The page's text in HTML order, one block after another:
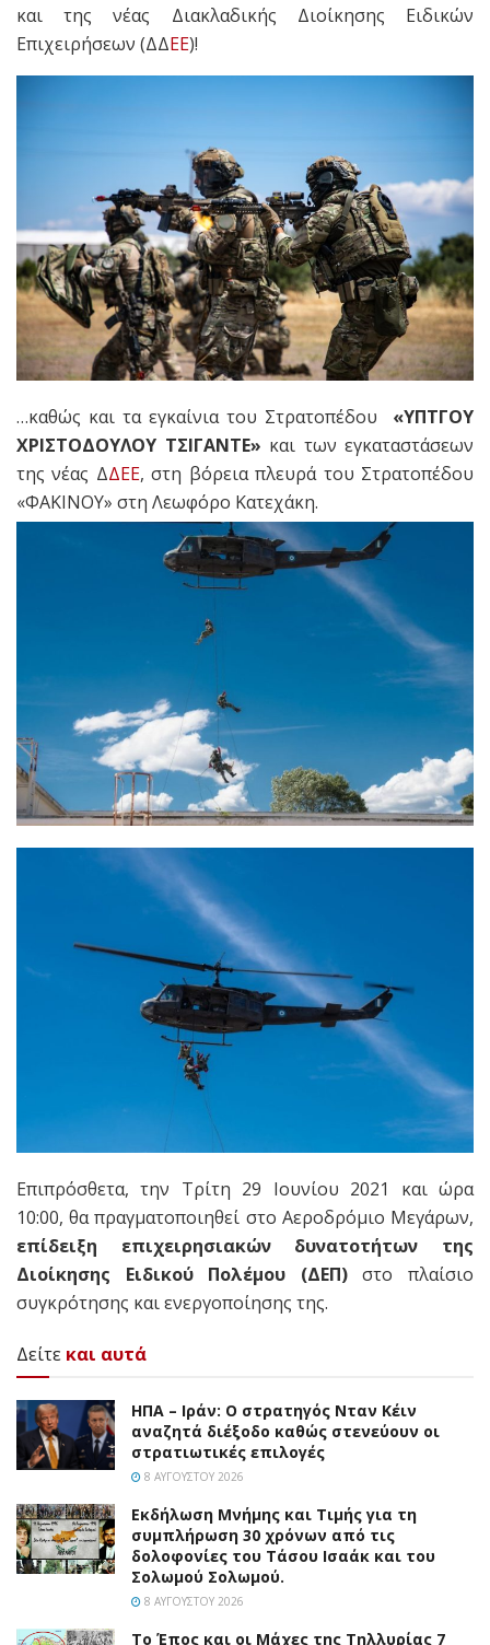
και της νέας Διακλαδικής Διοίκησης Ειδικών
Επιχειρήσεων (ΔΔΕΕ)!
…καθώς και τα εγκαίνια του Στρατοπέδου «ΥΠΤΓΟΥ
ΧΡΙΣΤΟΔΟΥΛΟΥ ΤΣΙΓΑΝΤΕ» και των εγκαταστάσεων
της νέας ΔΔΕΕ, στη βόρεια πλευρά του Στρατοπέδου
«ΦΑΚΙΝΟΥ» στη Λεωφόρο Κατεχάκη.
Επιπρόσθετα, την Τρίτη 29 Ιουνίου 2021 και ώρα
10:00, θα πραγματοποιηθεί στο Αεροδρόμιο Μεγάρων,
επίδειξη επιχειρησιακών δυνατοτήτων της
Διοίκησης Ειδικού Πολέμου (ΔΕΠ)στο πλαίσιο
συγκρότησης και ενεργοποίησης της.
Δείτε και αυτά
ΗΠΑ – Ιράν: Ο στρατηγός Νταν Κέιν
αναζητά διέξοδο καθώς στενεύουν οι
στρατιωτικές επιλογές
8 ΑΥΓΟΎΣΤΟΥ 2026
Εκδήλωση Μνήμης και Τιμής για τη
συμπλήρωση 30 χρόνων από τις
δολοφονίες του Τάσου Ισαάκ και του
Σολωμού Σολωμού.
8 ΑΥΓΟΎΣΤΟΥ 2026
Το Έπος και οι Μάχες της Τηλλυρίας 7